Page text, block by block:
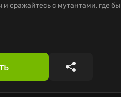
сражайтесь с мутантами, где